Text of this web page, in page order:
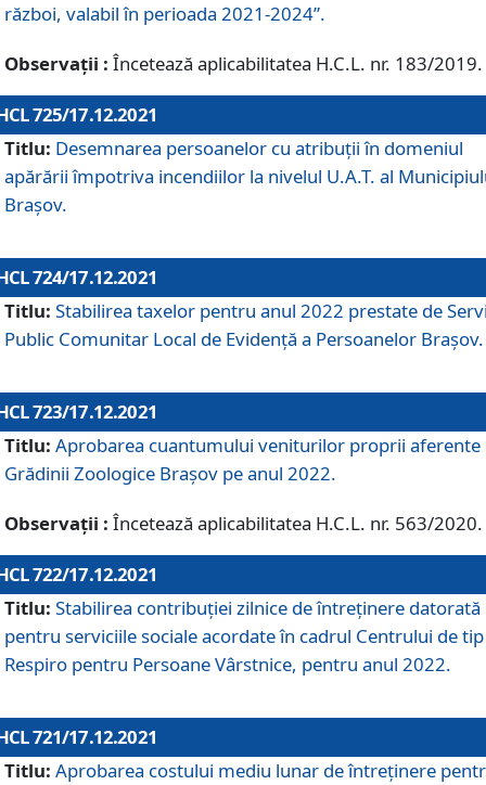
război, valabil în perioada 2021-2024”.
Observații : Încetează aplicabilitatea H.C.L. nr. 183/2019.
725/17.12.2021
Titlu: Desemnarea persoanelor cu atribuții în domeniul
apărării împotriva incendiilor la nivelul U.A.T. al
Brașov.
724/17.12.2021
Titlu: Stabilirea taxelor pentru anul 2022 prestate de
Public Comunitar Local de Evidență a Persoanelor Braşov.
723/17.12.2021
Titlu: Aprobarea cuantumului veniturilor proprii aferente
Grădinii Zoologice Braşov pe anul 2022.
Observații : Încetează aplicabilitatea H.C.L. nr. 563/2020.
722/17.12.2021
Titlu: Stabilirea contribuţiei zilnice de întreținere datorată
pentru serviciile sociale acordate în cadrul Centrului de tip
Respiro pentru Persoane Vârstnice, pentru anul 2022.
721/17.12.2021
Titlu: Aprobarea costului mediu lunar de întreţinere